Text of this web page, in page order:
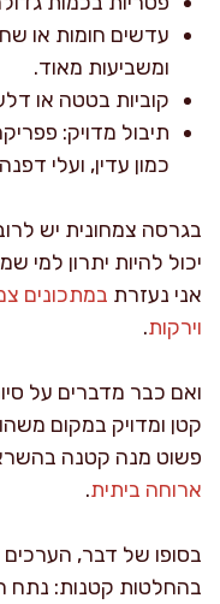
עדשים חומות או
ומשביעות מאוד.
קוביות בטטה או
תיבול מדויק:
כמון עדין, ועלי
בגרסה צמחונית יש לרוב
יכול להיות יתרון למי
אני נעזרת במתכונים
וירקות.
ואם כבר מדברים על
קטן ומדויק במקום
פשוט מנה קטנה
ארוחה ביתית.
בסופו של דבר, הערכים
בהחלטות קטנות: נתח